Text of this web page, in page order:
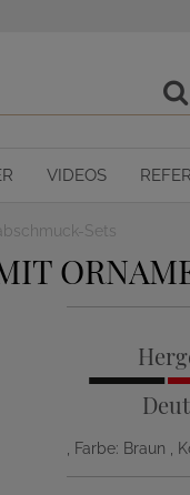
VIDEOS
Sets
, Farbe: Braun
,